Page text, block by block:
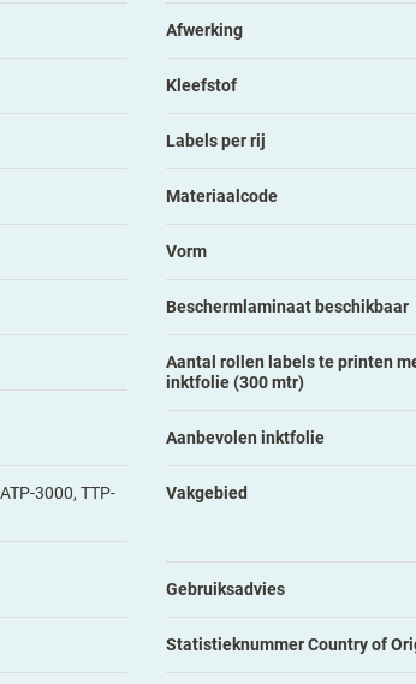
Afwerking
Kleefstof
Labels per rij
Materiaalcode
Vorm
Beschermlaminaat beschikbaar
Aantal rollen labels te printen
inktfolie (300 mtr)
Aanbevolen inktfolie
3000, TTP-
Vakgebied
Gebruiksadvies
Statistieknummer Country of